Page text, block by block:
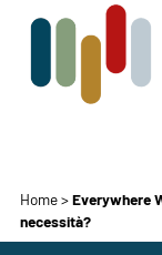
Home>Everywhere
necessità?